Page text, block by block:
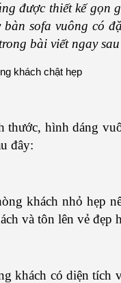
được thiết kế gọn
sofa vuông có
bài viết ngay sau
thước, hình dáng
đây:
khách nhỏ hẹp
và tôn lên vẻ đẹp
khách có diện tích